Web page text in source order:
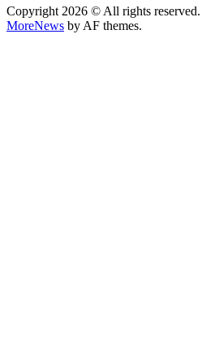
Copyright 2026 © All rights
MoreNews by AF themes.